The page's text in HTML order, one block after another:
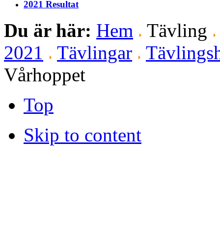
2021 Resultat
Du är här: Hem Tävling
2021
Tävlingar
Vårhoppet
Top
Skip to content